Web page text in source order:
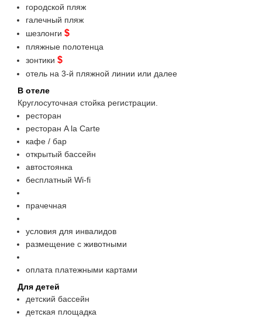
городской пляж
галечный пляж
шезлонги $
пляжные полотенца
зонтики $
отель на 3-й пляжной линии или далее
В отеле
Круглосуточная стойка регистрации.
ресторан
ресторан A la Carte
кафе / бар
открытый бассейн
автостоянка
бесплатный Wi-fi
прачечная
условия для инвалидов
размещение с животными
оплата платежными картами
Для детей
детский бассейн
детская площадка